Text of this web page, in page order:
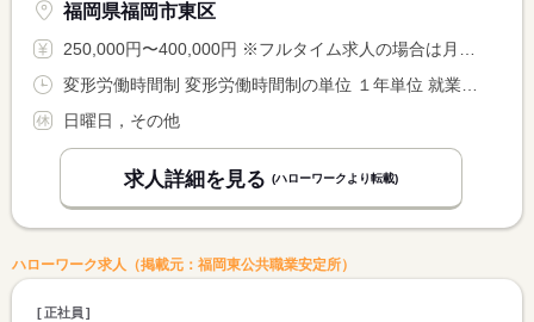
福岡県福岡市東区
250,000円〜400,000円 ※フルタイム求人の場合は月額（換算額）、パート求人の場合は時間額を表示しています。
日曜日，その他
求人詳細を見る (ハローワークより転載)
ハローワーク求人（掲載元：福岡東公共職業安定所）
正社員